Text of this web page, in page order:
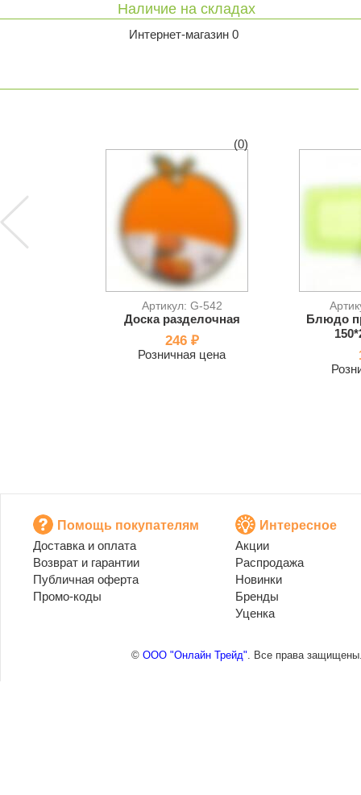
Наличие на складах
Интернет-магазин 0
(0)
Артикул: G-542
Доска разделочная
246 ₽
Розничная цена
Блюдо
Помощь покупателям
Доставка и оплата
Возврат и гарантии
Публичная оферта
Промо-коды
Интересное
Акции
Распродажа
Новинки
Бренды
Уценка
© ООО "Онлайн Трейд". Все права